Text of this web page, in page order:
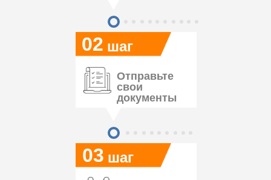
03
02 шаг
шаг
Отправьте
свои
документы